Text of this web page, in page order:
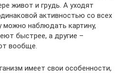
живот и грудь. А уходят
активностью со всех
можно наблюдать картину,
быстрее, а другие –
вообще.
имеет свои особенности,